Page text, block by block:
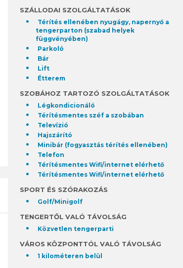
SZÁLLODAI SZOLGÁLTATÁSOK
Térítés ellenében nyugágy, napernyő a
tengerparton (szabad helyek
függvényében)
Parkoló
Bár
Lift
Étterem
SZOBÁHOZ TARTOZÓ SZOLGÁLTATÁSOK
Légkondicionáló
Térítésmentes széf a szobában
Televízió
Hajszárító
Minibár (fogyasztás térítés ellenében)
Telefon
Térítésmentes Wifi/internet elérhető
Térítésmentes Wifi/internet elérhető
SPORT ÉS SZÓRAKOZÁS
Golf/Minigolf
TENGERTŐL VALÓ TÁVOLSÁG
Közvetlen tengerparti
VÁROS KÖZPONTTÓL VALÓ TÁVOLSÁG
1 kilométeren belül